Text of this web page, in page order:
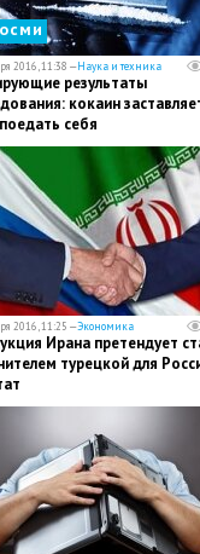
2016, 11:38 —Наука и техника
результаты
кокаин
себя
2016, 11:25 —Экономика
Ирана претендует
турецкой для